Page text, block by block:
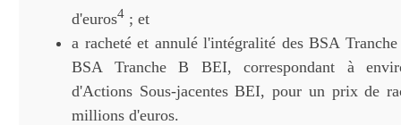
d'euros4 ; et
a racheté et annulé l'intégralité des BSA
BSA Tranche B BEI, correspondant à
d'Actions Sous-jacentes BEI, pour un prix de
millions d'euros.